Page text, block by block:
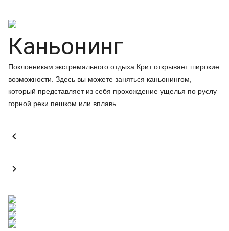
Каньонинг
Поклонникам экстремального отдыха Крит открывает широкие
возможности. Здесь вы можете заняться каньонингом,
который представляет из себя прохождение ущелья по руслу
горной реки пешком или вплавь.

